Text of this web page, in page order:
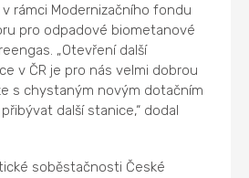
v rámci Modernizačního fondu
pro odpadové biometanové
„Otevření další
v ČR je pro nás velmi dobrou
s chystaným novým dotačním
další stanice,“ dodal
soběstačnosti České